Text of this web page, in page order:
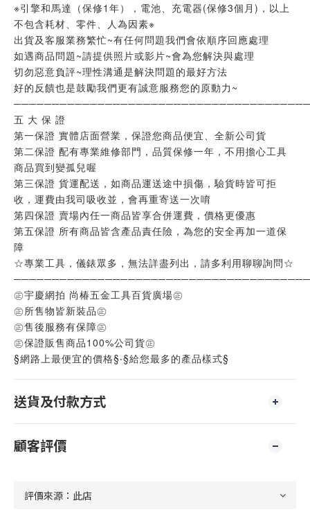
※引擎和馬達（保修1年），電池、充電器(保修3個月)，以上
不包含耗材、零件、人為因素※
出貨及客服業務繁忙~有任何問題我們會依順序回應處理
如遇商品問題~請提供照片或影片~會為您解決與處理
切勿惡意負評~理性溝通是解決問題的最好方法
好的反饋也是鼓勵我們更有誠意服務您的原動力~
五 大 保 證
第一保證 實體店面營業，保證您商品便宜、全新公司貨
第二保證 配有專業維修部門，品質保修一年，不用擔心工具
商品買到變孤兒喔
第三保證 貨運配送，如商品運送途中損傷，驗貨時皆可拒
收，運費由我司吸收並，會再重寄送一次唷
第四保證 賣場內任一商品皆享合併運費，價格更優惠
第五保證 所有商品皆含產品責任險，為您的安全再加一道保
障
☆專業工具，儀錶眾多，無法詳盡列出，請多利用聊聊詢問☆
㊣宇慶網拍 尚椿五金工具百貨廣場㊣
㊣所售物皆新裝品㊣
㊣售後服務有保障㊣
㊣保證販售商品100%公司貨㊣
§網路上最便宜的價格§‧§給您最多的產品樣式§
送貨及付款方式
顧客評價